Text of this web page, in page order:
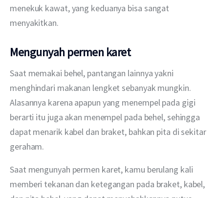
menekuk kawat, yang keduanya bisa sangat
menyakitkan.
Mengunyah permen karet
Saat memakai behel, pantangan lainnya yakni
menghindari makanan lengket sebanyak mungkin.
Alasannya karena apapun yang menempel pada gigi
berarti itu juga akan menempel pada behel, sehingga
dapat menarik kabel dan braket, bahkan pita di sekitar
geraham.
Saat mengunyah permen karet, kamu berulang kali
memberi tekanan dan ketegangan pada braket, kabel,